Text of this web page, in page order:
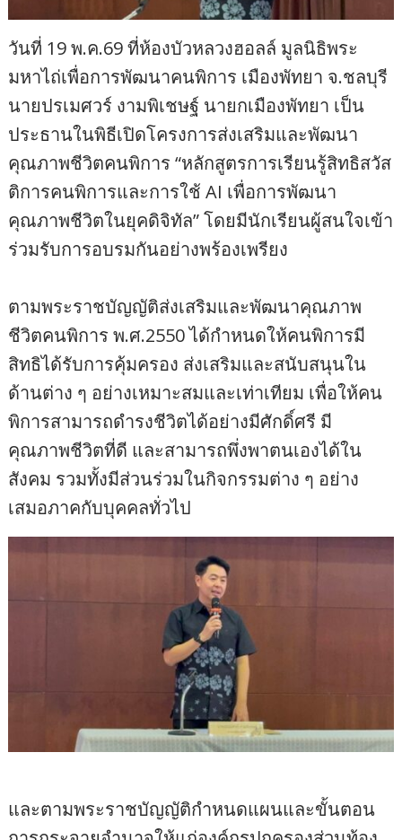
วันที่ 19 พ.ค.69 ที่ห้องบัวหลวงฮอลล์ มูลนิธิพระ
มหาไถ่เพื่อการพัฒนาคนพิการ เมืองพัทยา จ.ชลบุรี
นายปรเมศวร์ งามพิเชษฐ์ นายกเมืองพัทยา เป็น
ประธานในพิธีเปิดโครงการส่งเสริมและพัฒนา
คุณภาพชีวิตคนพิการ “หลักสูตรการเรียนรู้สิทธิสวัส
ติการคนพิการและการใช้ AI เพื่อการพัฒนา
คุณภาพชีวิตในยุคดิจิทัล” โดยมีนักเรียนผู้สนใจเข้า
ร่วมรับการอบรมกันอย่างพร้องเพรียง
ตามพระราชบัญญัติส่งเสริมและพัฒนาคุณภาพ
ชีวิตคนพิการ พ.ศ.2550 ได้กำหนดให้คนพิการมี
สิทธิได้รับการคุ้มครอง ส่งเสริมและสนับสนุนใน
ด้านต่าง ๆ อย่างเหมาะสมและเท่าเทียม เพื่อให้คน
พิการสามารถดำรงชีวิตได้อย่างมีศักดิ์ศรี มี
คุณภาพชีวิตที่ดี และสามารถพึ่งพาตนเองได้ใน
สังคม รวมทั้งมีส่วนร่วมในกิจกรรมต่าง ๆ อย่าง
เสมอภาคกับบุคคลทั่วไป
และตามพระราชบัญญัติกำหนดแผนและขั้นตอน